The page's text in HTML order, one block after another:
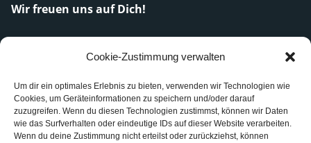
Cookie-Zustimmung verwalten
Um dir ein optimales Erlebnis zu bieten, verwenden wir Technologien wie
Cookies, um Geräteinformationen zu speichern und/oder darauf
zuzugreifen. Wenn du diesen Technologien zustimmst, können wir Daten
wie das Surfverhalten oder eindeutige IDs auf dieser Website verarbeiten.
Wenn du deine Zustimmung nicht erteilst oder zurückziehst, können
Wir freuen uns auf Dich!
Kontaktformular